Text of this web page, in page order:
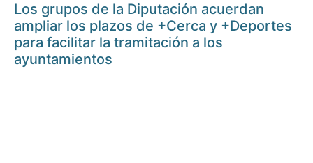
Los grupos de la Diputación acuerdan
ampliar los plazos de +Cerca y +Deportes
para facilitar la tramitación a los
ayuntamientos